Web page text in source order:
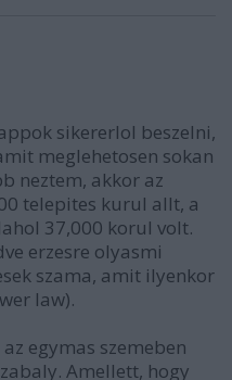
sikererlol beszelni,
meglehetosen sokan
neztem, akkor az
telepites kurul allt, a
37,000 korul volt.
erzesre olyasmi
szama, amit ilyenkor
law).
egymas szemeben
Amellett, hogy